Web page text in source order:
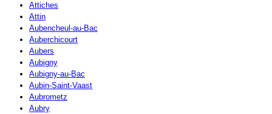
Attiches
Attin
Aubencheul-au-Bac
Auberchicourt
Aubers
Aubigny
Aubigny-au-Bac
Aubin-Saint-Vaast
Aubrometz
Aubry